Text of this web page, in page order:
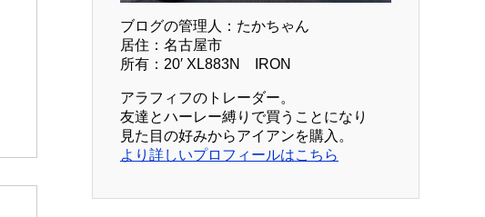
ブログの管理人：たかちゃん
居住：名古屋市
所有：20′ XL883N IRON
アラフィフのトレーダー。
友達とハーレー縛りで買うことになり
見た目の好みからアイアンを購入。
より詳しいプロフィールはこちら